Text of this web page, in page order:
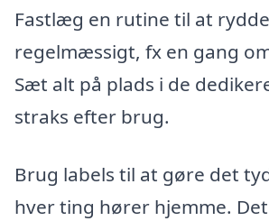
Fastlæg en rutine til at
regelmæssigt, fx en gang
Sæt alt på plads i de
straks efter brug.
Brug labels til at gøre det
hver ting hører hjemme.